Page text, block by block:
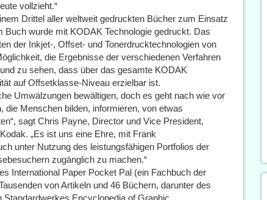
vollzieht.“
Drittel aller weltweit gedruckten Bücher zum Einsatz
Buch wurde mit KODAK Technologie gedruckt. Das
der Inkjet-, Offset- und Tonerdrucktechnologien von
die Ergebnisse der verschiedenen Verfahren
zu sehen, dass über das gesamte KODAK
auf Offsetklasse-Niveau erzielbar ist.
Umwälzungen bewältigen, doch es geht nach wie vor
die Menschen bilden, informieren, von etwas
sagt Chris Payne, Director und Vice President,
„Es ist uns eine Ehre, mit Frank
unter Nutzung des leistungsfähigen Portfolios der
zugänglich zu machen.“
International Paper Pocket Pal (ein Fachbuch der
von Artikeln und 46 Büchern, darunter des
Standardwerkes Encyclopedia of Graphic